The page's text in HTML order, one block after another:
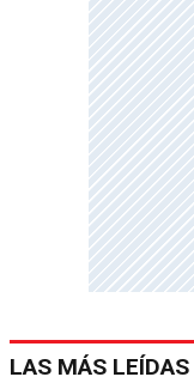
LAS MÁS LEÍDAS